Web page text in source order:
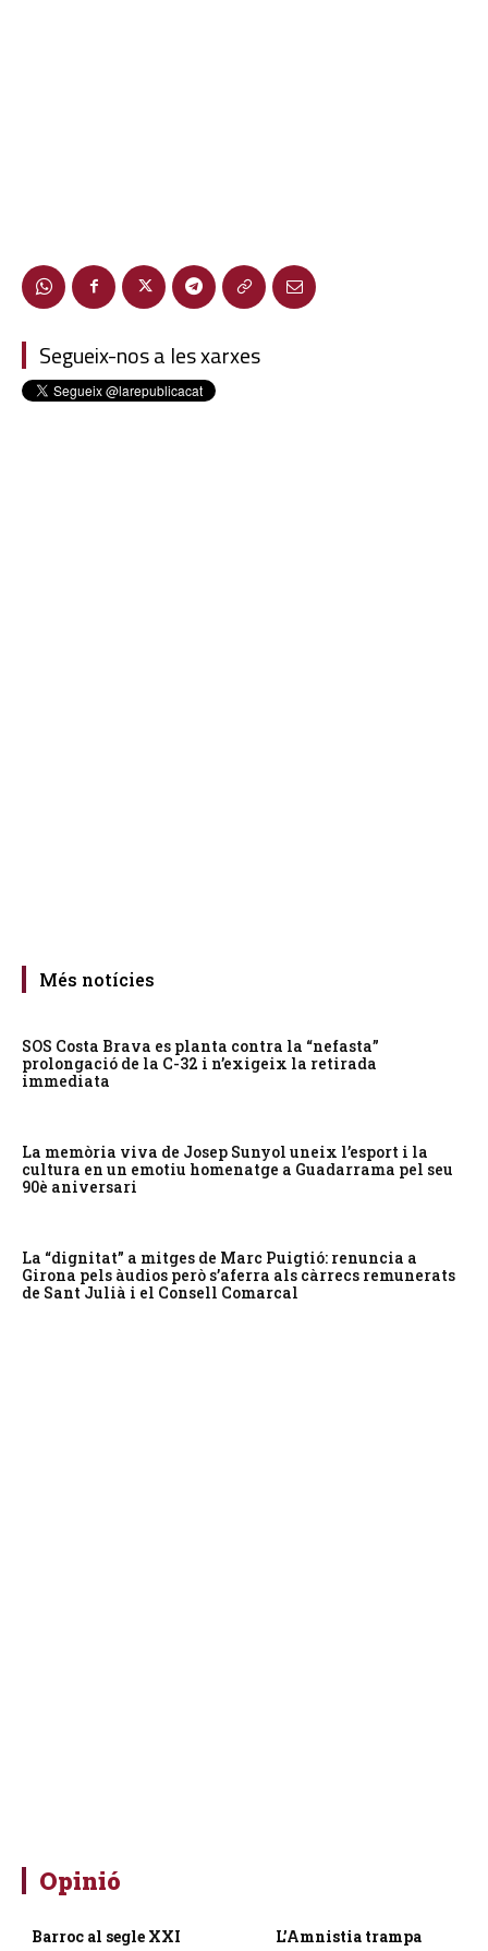
Segueix-nos a les xarxes
Més notícies
SOS Costa Brava es planta contra la “nefasta”
prolongació de la C-32 i n’exigeix la retirada
immediata
La memòria viva de Josep Sunyol uneix l’esport i la
cultura en un emotiu homenatge a Guadarrama pel seu
90è aniversari
La “dignitat” a mitges de Marc Puigtió: renuncia a
Girona pels àudios però s’aferra als càrrecs remunerats
de Sant Julià i el Consell Comarcal
Opinió
Barroc al segle XXI L’Amnistia trampa